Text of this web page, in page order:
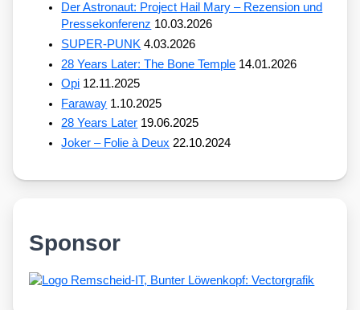
Der Astronaut: Project Hail Mary – Rezension und
Pressekonferenz 10.03.2026
SUPER-PUNK 4.03.2026
28 Years Later: The Bone Temple 14.01.2026
Opi 12.11.2025
Faraway 1.10.2025
28 Years Later 19.06.2025
Joker – Folie à Deux 22.10.2024
Sponsor